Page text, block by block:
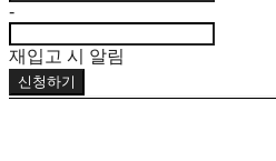
-
재입고 시 알림
신청하기